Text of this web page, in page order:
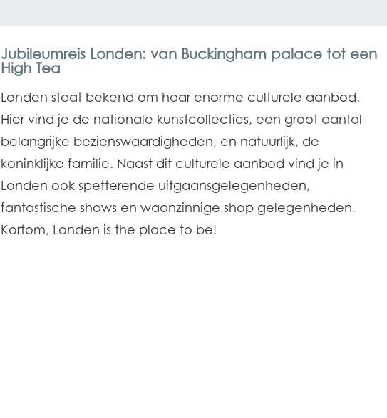
Jubileumreis Londen: van Buckingham palace tot een
High Tea
Londen staat bekend om haar enorme culturele aanbod.
Hier vind je de nationale kunstcollecties, een groot aantal
belangrijke bezienswaardigheden, en natuurlijk, de
koninklijke familie. Naast dit culturele aanbod vind je in
Londen ook spetterende uitgaansgelegenheden,
fantastische shows en waanzinnige shop gelegenheden.
Kortom, Londen is the place to be!